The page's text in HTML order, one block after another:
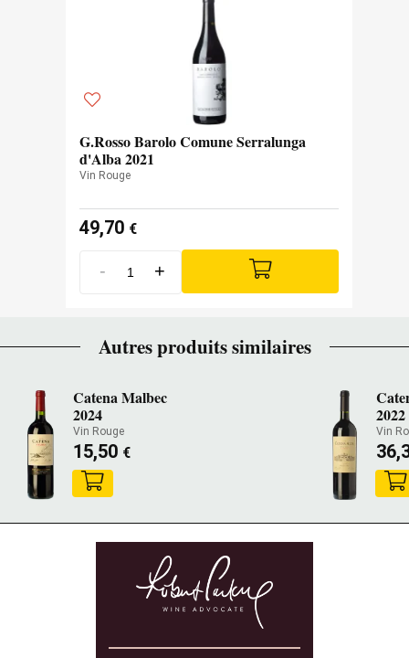
G.Rosso Barolo Comune Serralunga
d'Alba 2021
Vin Rouge
49,70 €
- +
Autres produits similaires
Catena Malbec
2024
Vin Rouge
15,50 €
2022
Vin